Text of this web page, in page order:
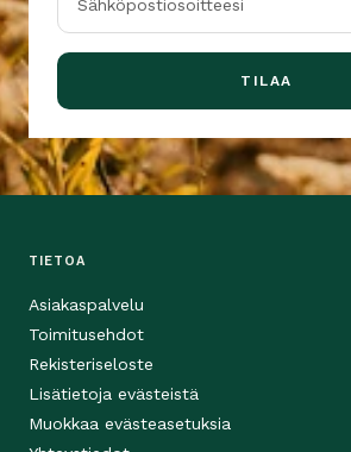
Sähköpostiosoitteesi
TILAA
TIETOA
Asiakaspalvelu
Toimitusehdot
Rekisteriseloste
Lisätietoja evästeistä
Muokkaa evästeasetuksia